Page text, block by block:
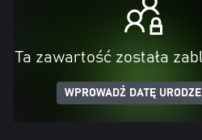
Ta zawartość została
WPROWADŹ DATĘ